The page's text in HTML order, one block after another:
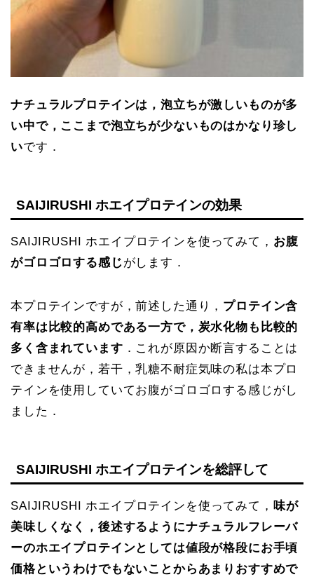
ナチュラルプロテインは，泡立ちが激しいものが多
い中で，ここまで泡立ちが少ないものはかなり珍し
いです．
SAIJIRUSHI ホエイプロテインの効果
SAIJIRUSHI ホエイプロテインを使ってみて， お腹
がゴロゴロする感じがします．
本プロテインですが，前述した通り， プロテイン含
有率は比較的高めである一方で，炭水化物も比較的
多く含まれています ．これが原因か断言することは
できませんが，若干，乳糖不耐症気味の私は本プロ
テインを使用していてお腹がゴロゴロする感じがし
ました．
SAIJIRUSHI ホエイプロテインを総評して
SAIJIRUSHI ホエイプロテインを使ってみて， 味が
美味しくなく，後述するようにナチュラルフレーバ
ーのホエイプロテインとしては値段が格段にお手頃
価格というわけでもないことからあまりおすすめで